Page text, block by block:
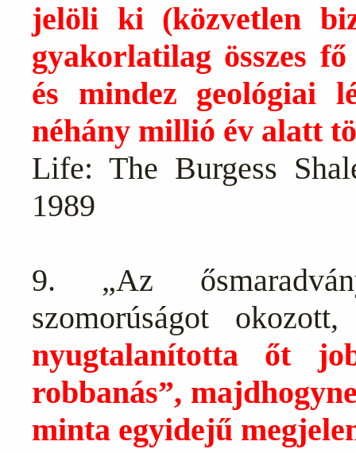
jelöli ki (közvetlen
gyakorlatilag összes
és mindez geológiai
néhány millió év alatt
Life: The Burgess
1989
9. „Az
szomorúságot
nyugtalanította őt
robbanás”,
minta egyidejű